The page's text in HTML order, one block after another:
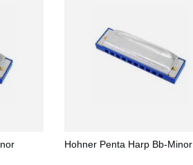
Hohner Penta Harp Bb-Minor